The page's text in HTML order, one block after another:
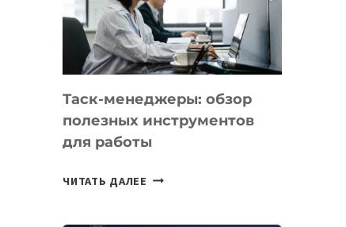
ПО
ИСКУССТВЕННОМУ
ИНТЕЛЛЕКТУ
Таск-менеджеры: обзор
полезных инструментов
для работы
ЧИТАТЬ ДАЛЕЕ ТАСК-